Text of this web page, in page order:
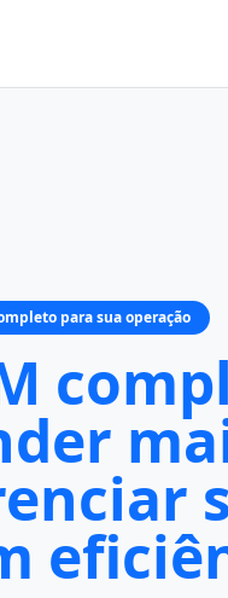
para sua operação